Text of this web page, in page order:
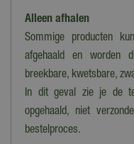
Alleen afhalen
Sommige producten
afgehaald en worden
breekbare, kwetsbare,
In dit geval zie je de
opgehaald, niet
bestelproces.